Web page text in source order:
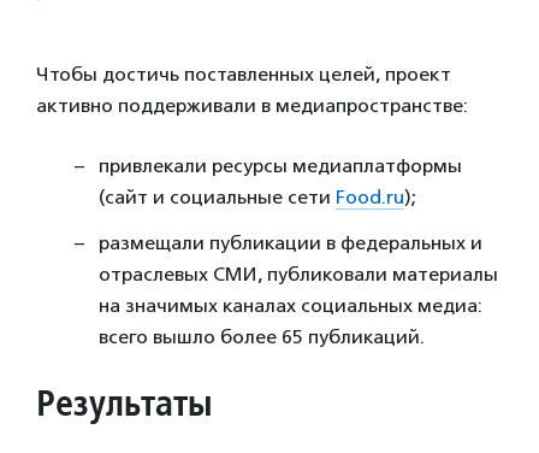
Чтобы достичь поставленных целей, проект
активно поддерживали в медиапространстве:
привлекали ресурсы медиаплатформы
(сайт и социальные сети Food.ru);
размещали публикации в федеральных и
отраслевых СМИ, публиковали материалы
на значимых каналах социальных медиа:
всего вышло более 65 публикаций.
Результаты